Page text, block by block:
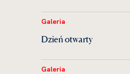
Galeria
Dzień otwarty
Galeria